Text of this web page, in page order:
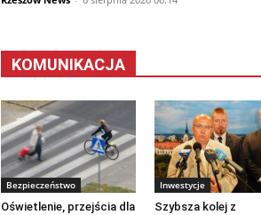
KOMUNIKACJA
Bezpieczeństwo
Oświetlenie, przejścia dla
Inwestycje
Szybsza kolej z